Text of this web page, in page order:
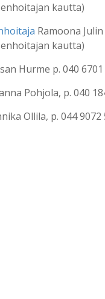
kautta)
Ramoona Julin
kautta)
Hurme p. 040
Pohjola, p. 040
Ollila, p. 044